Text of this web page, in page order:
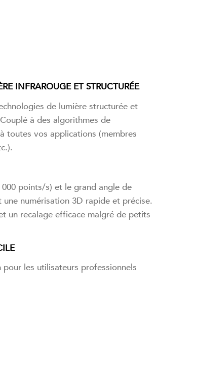
INFRAROUGE ET STRUCTURÉE
de lumière structurée et
à des algorithmes de
toutes vos applications (membres
points/s) et le grand angle de
numérisation 3D rapide et précise.
un recalage efficace malgré de petits
les utilisateurs professionnels